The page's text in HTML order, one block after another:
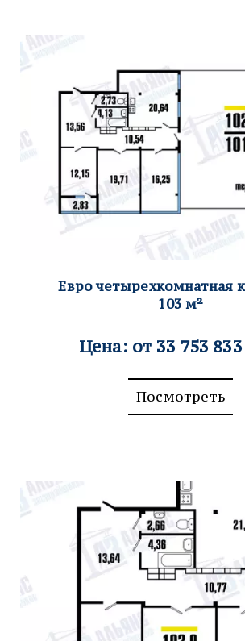
Евро четырехкомнатная
103м²
Цена: от 33 753
Посмотреть